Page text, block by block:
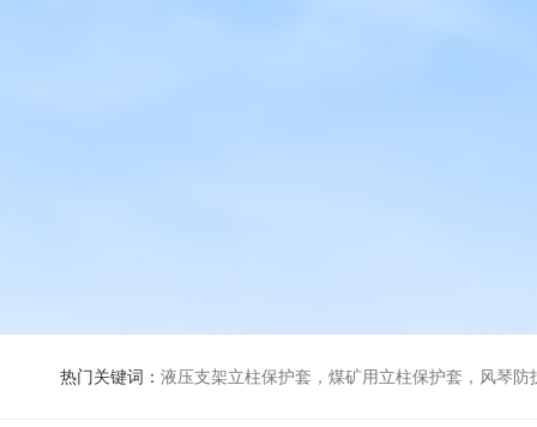
热门关键词： 液压支架立柱保护套，煤矿用立柱保护套，风琴